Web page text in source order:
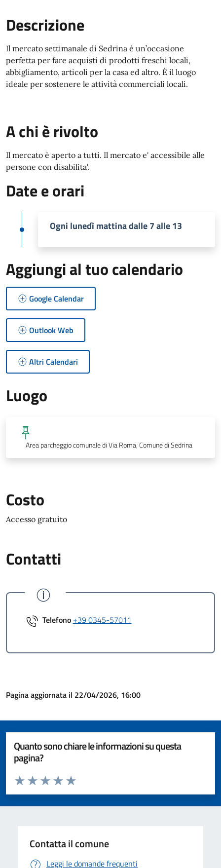
Descrizione
Il mercato settimanale di Sedrina è un’occasione
perfetta per fare acquisti di prodotti freschi locali,
abbigliamento, articoli per la casa ed altro. È il luogo
ideale per sostenere le attività commerciali locali.
A chi è rivolto
Il mercato è aperto a tutti. Il mercato e' accessibile alle
persone con disabilita'.
Date e orari
Ogni lunedì mattina dalle 7 alle 13
Aggiungi al tuo calendario
Google Calendar
Outlook Web
Altri Calendari
Luogo
Area parcheggio comunale di Via Roma, Comune di Sedrina
Costo
Accesso gratuito
Contatti
Telefono +39 0345-57011
Pagina aggiornata il 22/04/2026, 16:00
Quanto sono chiare le informazioni su questa
pagina?
Valuta da 1 a 5 stelle la pagina
Valuta 5 stelle su 5
Valuta 4 stelle su 5
Valuta 3 stelle su 5
Valuta 2 stelle su 5
Valuta 1 stelle su 5
Contatta il comune
Leggi le domande frequenti